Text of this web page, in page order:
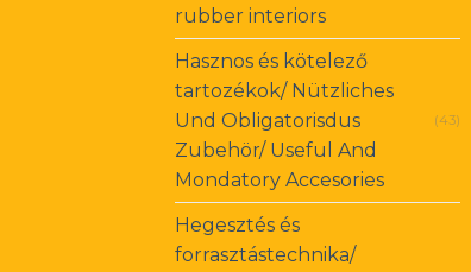
rubber interiors
Hasznos és kötelező
tartozékok/ Nützliches
Und Obligatorisdus
Zubehör/ Useful And
Mondatory Accesories
(43)
Hegesztés és
forrasztástechnika/